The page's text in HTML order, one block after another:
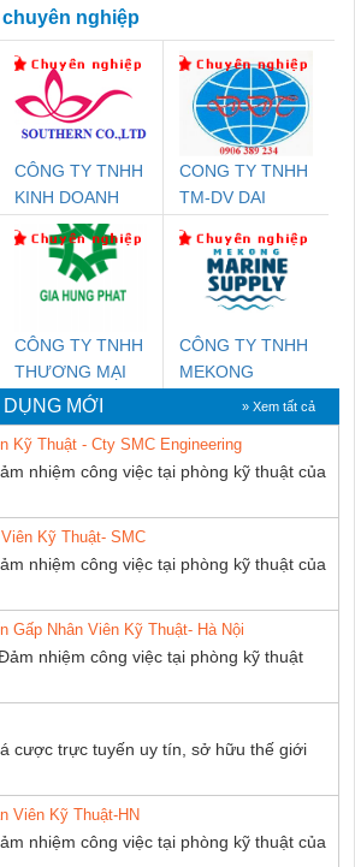
nghiệp
CÔNG TY TNHH
KINH DOANH
DỊCH VỤ XNK
PHƯƠNG NAM
CONG TY TNHH
TM-DV DAI
CÔNG TY TNHH
THƯƠNG MẠI
DỊCH VỤ KỸ
THUẬT ĐIỆN CƠ
GIA HƯNG
PHÁT
CÔNG TY TNHH
MEKONG
SUPPLY
MỚI » Xem tất cả
Kỹ Thuật - Cty SMC Engineering
nhiệm công việc tại phòng kỹ thuật của
Kỹ Thuật- SMC
nhiệm công việc tại phòng kỹ thuật của
Gấp Nhân Viên Kỹ Thuật- Hà Nội
nhiệm công việc tại phòng kỹ thuật
cược trực tuyến uy tín, sở hữu thế giới
Viên Kỹ Thuật-HN
nhiệm công việc tại phòng kỹ thuật của